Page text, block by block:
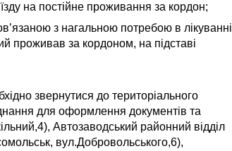
на постійне проживання за кордон;
з нагальною потребою в лікуванні
проживав за кордоном, на підставі
звернутися до територіального
для оформлення документів та
Автозаводський районний відділ
вул.Добровольського,6),